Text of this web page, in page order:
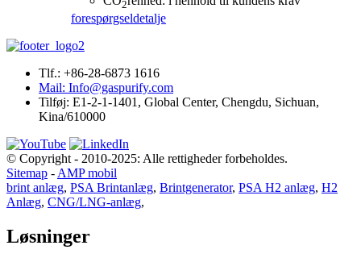
2
forespørgseldetalje
Tlf.: +86-28-6873 1616
Mail: Info@gaspurify.com
Tilføj: E1-2-1-1401, Global Center, Chengdu, Sichuan,
Kina/610000
© Copyright - 2010-2025: Alle rettigheder forbeholdes.
Sitemap - AMP mobil
brint anlæg, PSA Brintanlæg, Brintgenerator, PSA H2 anlæg, H2
Anlæg, CNG/LNG-anlæg,
Løsninger